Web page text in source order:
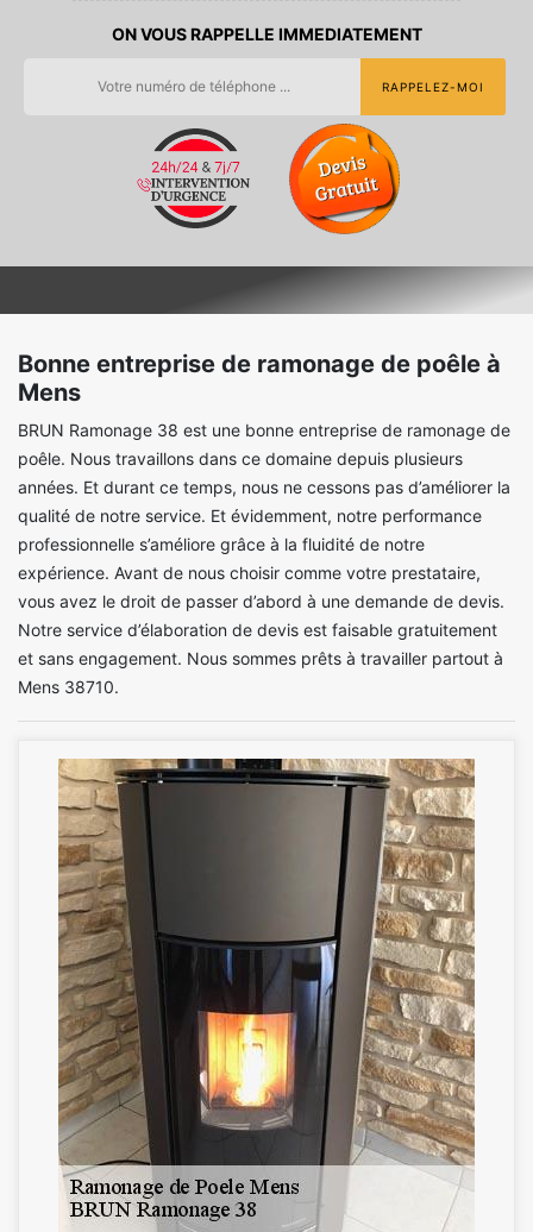
ON VOUS RAPPELLE IMMEDIATEMENT
Bonne entreprise de ramonage de poêle à
Mens
BRUN Ramonage 38 est une bonne entreprise de ramonage de
poêle. Nous travaillons dans ce domaine depuis plusieurs
années. Et durant ce temps, nous ne cessons pas d’améliorer la
qualité de notre service. Et évidemment, notre performance
professionnelle s’améliore grâce à la fluidité de notre
expérience. Avant de nous choisir comme votre prestataire,
vous avez le droit de passer d’abord à une demande de devis.
Notre service d’élaboration de devis est faisable gratuitement
et sans engagement. Nous sommes prêts à travailler partout à
Mens 38710.